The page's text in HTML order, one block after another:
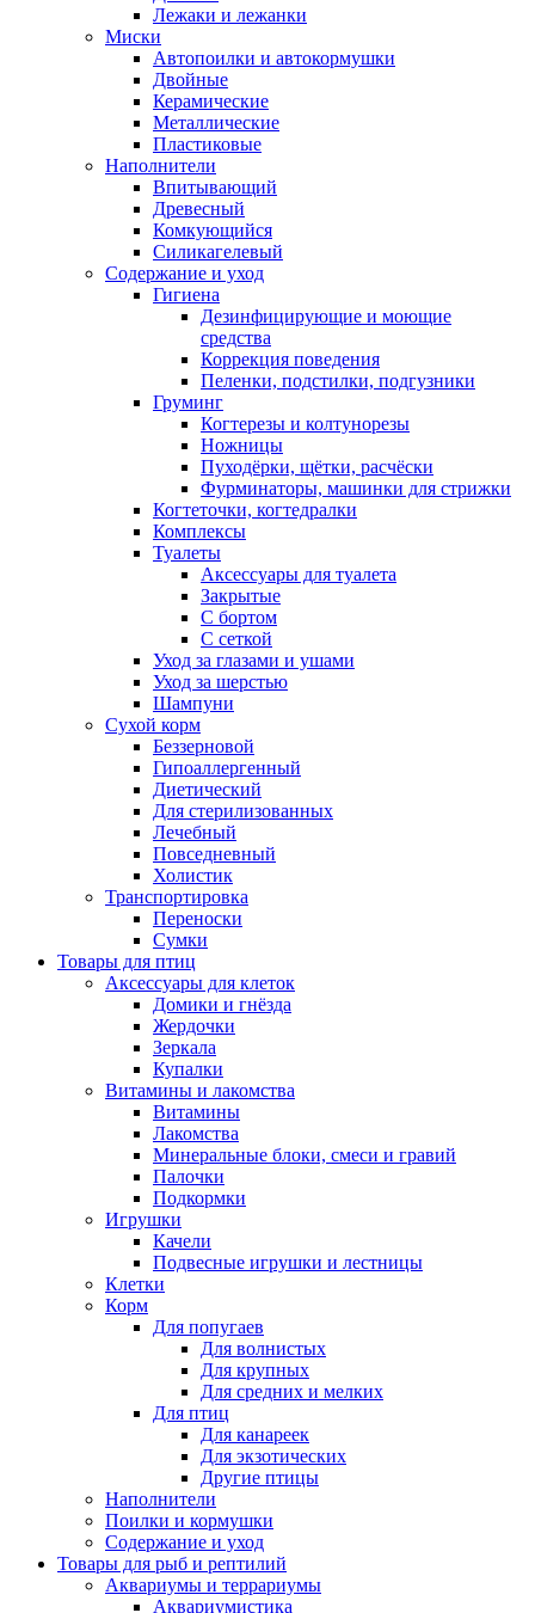
Лежаки и лежанки
Миски
Автопоилки и автокормушки
Двойные
Керамические
Металлические
Пластиковые
Наполнители
Впитывающий
Древесный
Комкующийся
Силикагелевый
Содержание и уход
Гигиена
Дезинфицирующие и моющие
средства
Коррекция поведения
Пеленки, подстилки, подгузники
Груминг
Когтерезы и колтунорезы
Ножницы
Пуходёрки, щётки, расчёски
Фурминаторы, машинки для стрижки
Когтеточки, когтедралки
Комплексы
Туалеты
Аксессуары для туалета
Закрытые
С бортом
С сеткой
Уход за глазами и ушами
Уход за шерстью
Шампуни
Сухой корм
Беззерновой
Гипоаллергенный
Диетический
Для стерилизованных
Лечебный
Повседневный
Холистик
Транспортировка
Переноски
Сумки
Товары для птиц
Аксессуары для клеток
Домики и гнёзда
Жердочки
Зеркала
Купалки
Витамины и лакомства
Витамины
Лакомства
Минеральные блоки, смеси и гравий
Палочки
Подкормки
Игрушки
Качели
Подвесные игрушки и лестницы
Клетки
Корм
Для попугаев
Для волнистых
Для крупных
Для средних и мелких
Для птиц
Для канареек
Для экзотических
Другие птицы
Наполнители
Поилки и кормушки
Содержание и уход
Товары для рыб и рептилий
Аквариумы и террариумы
Аквариумистика